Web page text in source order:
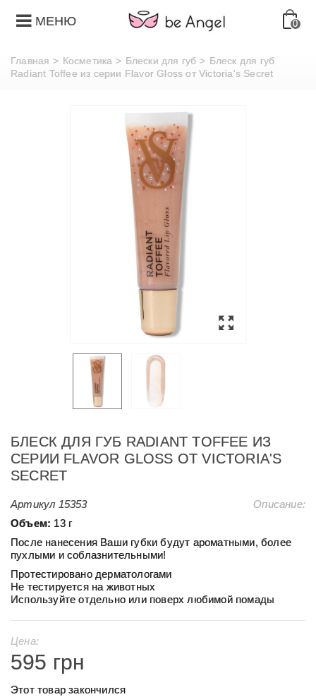
МЕНЮ 0
Главная > Косметика > Блески для губ > Блеск для губ
Radiant Toffee из серии Flavor Gloss от Victoria's Secret
БЛЕСК ДЛЯ ГУБ RADIANT TOFFEE ИЗ
СЕРИИ FLAVOR GLOSS ОТ VICTORIA'S
SECRET
Артикул 15353
Описание:
Объем: 13 г
После нанесения Ваши губки будут ароматными, более
пухлыми и соблазнительными!
Протестировано дерматологами
Не тестируется на животных
Используйте отдельно или поверх любимой помады
Цена:
595 грн
Этот товар закончился